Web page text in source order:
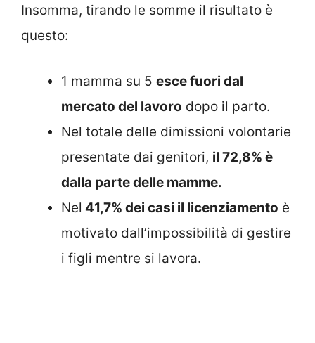
Insomma, tirando le somme il risultato è
questo:
1 mamma su 5 esce fuori dal
mercato del lavoro dopo il parto.
Nel totale delle dimissioni volontarie
presentate dai genitori, il 72,8% è
dalla parte delle mamme.
Nel 41,7% dei casi il licenziamento è
motivato dall’impossibilità di gestire
i figli mentre si lavora.